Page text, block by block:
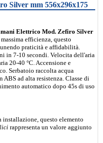
Silver mm 556x296x175
Elettrico Mod. Zefiro Silver
efficienza, questo
praticità e affidabilità.
in 7-10 secondi. Velocita dell'aria
20-40 °C. Accensione e
Serbatoio raccolta acqua
ABS ad alta resistenza. Classe di
automatico dopo 45s di uso
questo elemento
rappresenta un valore aggiunto